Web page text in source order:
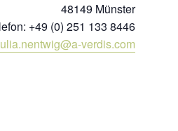
48149 Münster
+49 (0) 251 133 8446
verdis.com